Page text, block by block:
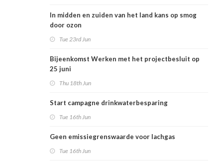
In midden en zuiden van het land kans op smog
door ozon
Tue 23rd Jun
Bijeenkomst Werken met het projectbesluit op
25 juni
Thu 18th Jun
Start campagne drinkwaterbesparing
Tue 16th Jun
Geen emissiegrenswaarde voor lachgas
Tue 16th Jun